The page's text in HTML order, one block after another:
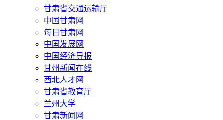
甘肃省交通运输厅
中国甘肃网
每日甘肃网
中国发展网
中国经济导报
甘州新闻在线
西北人才网
甘肃省教育厅
兰州大学
甘肃新闻网